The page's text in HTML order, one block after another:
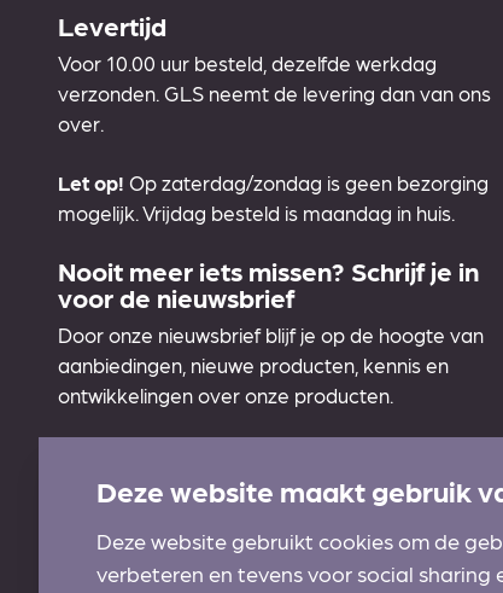
Levertijd
Voor 10.00 uur besteld, dezelfde werkdag
verzonden. GLS neemt de levering dan van ons
over.
Let op! Op zaterdag/zondag is geen bezorging
mogelijk. Vrijdag besteld is maandag in huis.
Nooit meer iets missen? Schrijf je in
voor de nieuwsbrief
Door onze nieuwsbrief blijf je op de hoogte van
aanbiedingen, nieuwe producten, kennis en
ontwikkelingen over onze producten.
Deze website maakt gebruik
Deze website gebruikt cookies om de
verbeteren en tevens voor social